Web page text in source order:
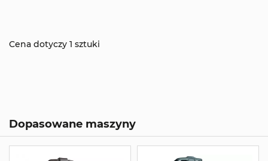
Cena dotyczy 1 sztuki
Dopasowane maszyny